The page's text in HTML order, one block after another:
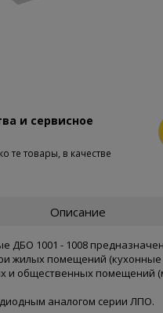
и сервисное
те товары, в качестве
Описание
ДБО 1001 - 1008
жилых помещений
и общественных помещений
аналогом серии ЛПО.